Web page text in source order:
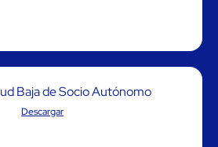
Baja de Socio Autónomo
Descargar